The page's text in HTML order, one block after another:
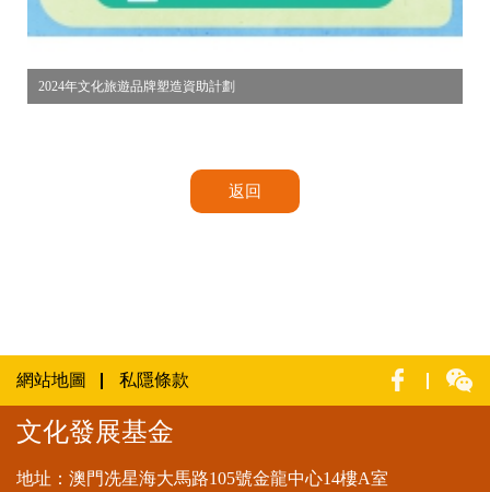
2024年文化旅遊品牌塑造資助計劃
返回
網站地圖 私隱條款
文化發展基金
地址：澳門冼星海大馬路105號金龍中心14樓A室